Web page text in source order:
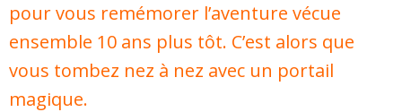
pour vous remémorer l’aventure vécue
ensemble 10 ans plus tôt. C’est alors que
vous tombez nez à nez avec un portail
magique.